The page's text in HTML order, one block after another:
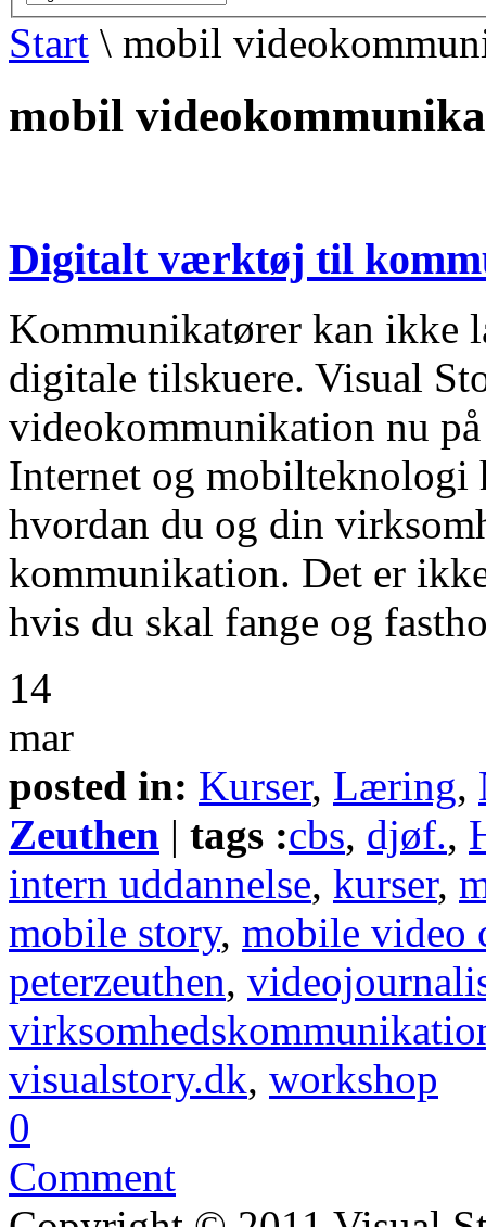
Start \ mobil
mobil
Digitalt værktøj til
Kommunikatører kan ikke
digitale tilskuere. Visual
videokommunikation nu
Internet og mobilteknologi
hvordan du og din
kommunikation. Det er
hvis du skal fange og
14
mar
posted in: Kurser, Læring,
Zeuthen | tags :cbs, djøf.,
intern uddannelse, kurser,
mobile story, mobile video
peterzeuthen,
visualstory.dk, workshop
0
Comment